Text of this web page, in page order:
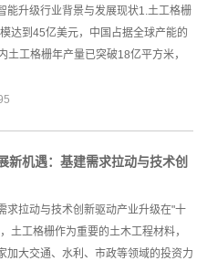
能升级行业背景与发展现状1.土工格栅
达到45亿美元，中国占据全球产能的
工格栅年产量已突破18亿平方米，
新机遇：基建需求拉动与技术创
求拉动与技术创新驱动产业升级在"十
土工格栅作为重要的土木工程材料，
加大交通、水利、市政等领域的投资力